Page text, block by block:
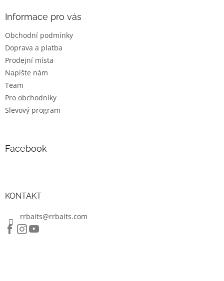
Informace pro vás
Obchodní podmínky
Doprava a platba
Prodejní místa
Napište nám
Team
Pro obchodníky
Slevový program
Facebook
KONTAKT
rrbaits@rrbaits.com